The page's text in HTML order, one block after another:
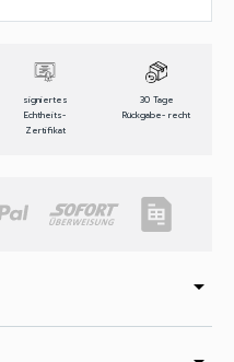
signiertes
Echtheits-
Zertifikat
30 Tage
Rückgabe- recht
arrow_drop_down